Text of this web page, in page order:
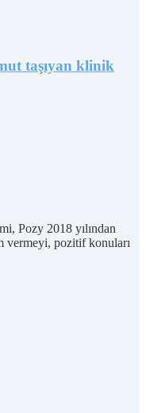
taşıyan klinik
Pozy 2018 yılından
vermeyi, pozitif konuları